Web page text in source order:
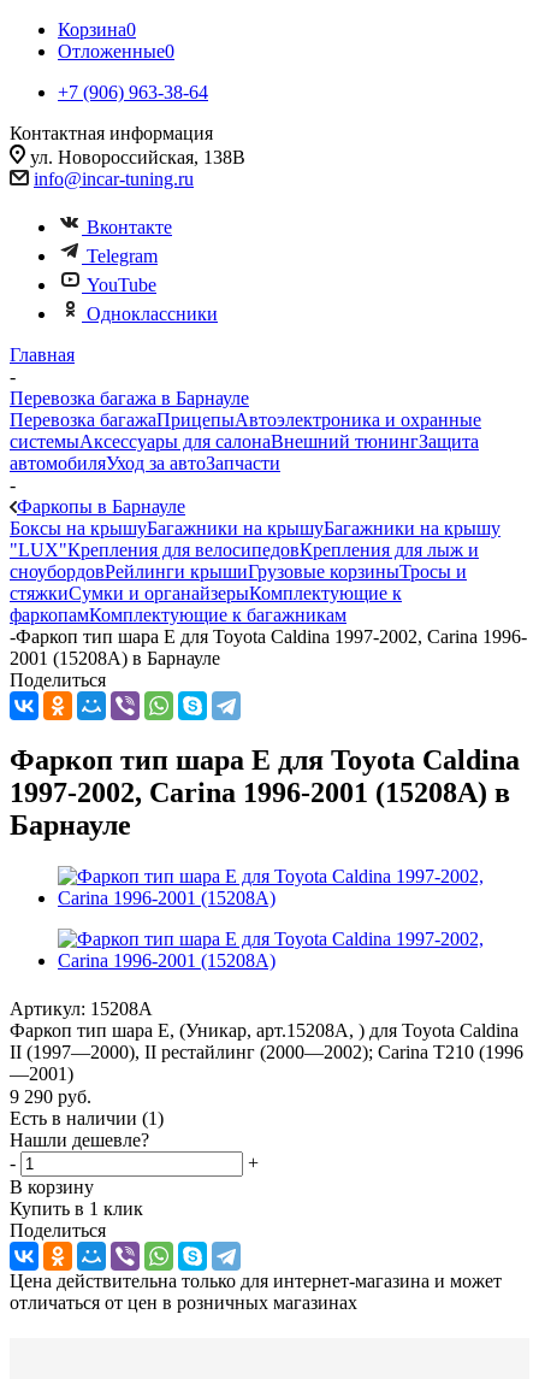
Корзина0
Отложенные0
+7 (906) 963-38-64
Контактная информация
ул. Новороссийская, 138В
info@incar-tuning.ru
Вконтакте
Telegram
YouTube
Одноклассники
Главная
-
Перевозка багажа в Барнауле
Перевозка багажаПрицепыАвтоэлектроника и охранные
системыАксессуары для салонаВнешний тюнингЗащита
автомобиляУход за автоЗапчасти
-
Фаркопы в Барнауле
Боксы на крышуБагажники на крышуБагажники на крышу
"LUX"Крепления для велосипедовКрепления для лыж и
сноубордовРейлинги крышиГрузовые корзиныТросы и
стяжкиСумки и органайзерыКомплектующие к
фаркопамКомплектующие к багажникам
-Фаркоп тип шара E для Toyota Caldina 1997-2002, Carina 1996-
2001 (15208A) в Барнауле
Поделиться
Фаркоп тип шара E для Toyota Caldina
1997-2002, Carina 1996-2001 (15208A) в
Барнауле
Артикул: 15208A
Фаркоп тип шара E, (Уникар, арт.15208A, ) для Toyota Caldina
II (1997—2000), II рестайлинг (2000—2002); Carina T210 (1996
—2001)
9 290 руб.
Есть в наличии (1)
Нашли дешевле?
-
+
В корзину
Купить в 1 клик
Поделиться
Цена действительна только для интернет-магазина и может
отличаться от цен в розничных магазинах